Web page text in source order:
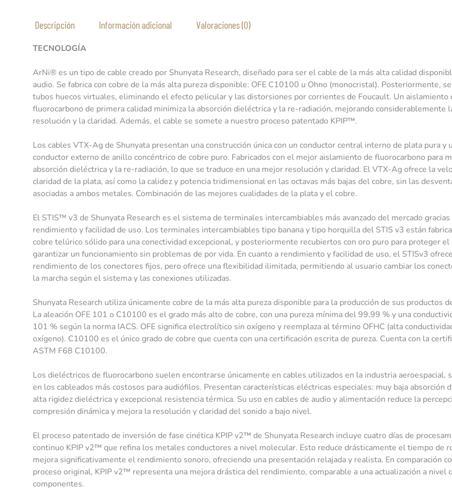
Descripción Información adicional Valoraciones (0)
TECNOLOGÍA
ArNi® es un tipo de cable creado por Shunyata Research, diseñado para ser el cable de la más alta calidad
audio. Se fabrica con cobre de la más alta pureza disponible: OFE C10100 u Ohno (monocristal). Posteriormente,
tubos huecos virtuales, eliminando el efecto pelicular y las distorsiones por corrientes de Foucault. Un aislamiento
fluorocarbono de primera calidad minimiza la absorción dieléctrica y la re-radiación, mejorando considerablemente
resolución y la claridad. Además, el cable se somete a nuestro proceso patentado KPIP™.
Los cables VTX-Ag de Shunyata presentan una construcción única con un conductor central interno de plata pura y
conductor externo de anillo concéntrico de cobre puro. Fabricados con el mejor aislamiento de fluorocarbono para
absorción dieléctrica y la re-radiación, lo que se traduce en una mejor resolución y claridad. El VTX-Ag ofrece la
claridad de la plata, así como la calidez y potencia tridimensional en las octavas más bajas del cobre, sin las
asociadas a ambos metales. Combinación de las mejores cualidades de la plata y el cobre.
El STIS™ v3 de Shunyata Research es el sistema de terminales intercambiables más avanzado del mercado gracias
rendimiento y facilidad de uso. Los terminales intercambiables tipo banana y tipo horquilla del STIS v3 están
cobre telúrico sólido para una conectividad excepcional, y posteriormente recubiertos con oro puro para proteger el
garantizar un funcionamiento sin problemas de por vida. En cuanto a rendimiento y facilidad de uso, el STISv3
rendimiento de los conectores fijos, pero ofrece una flexibilidad ilimitada, permitiendo al usuario cambiar los
la marcha según el sistema y las conexiones utilizadas.
Shunyata Research utiliza únicamente cobre de la más alta pureza disponible para la producción de sus productos
La aleación OFE 101 o C10100 es el grado más alto de cobre, con una pureza mínima del 99,99 % y una
101 % según la norma IACS. OFE significa electrolítico sin oxígeno y reemplaza al término OFHC (alta
oxígeno). C10100 es el único grado de cobre que cuenta con una certificación escrita de pureza. Cuenta con la
ASTM F68 C10100.
Los dieléctricos de fluorocarbono suelen encontrarse únicamente en cables utilizados en la industria aeroespacial,
en los cableados más costosos para audiófilos. Presentan características eléctricas especiales: muy baja absorción
alta rigidez dieléctrica y excepcional resistencia térmica. Su uso en cables de audio y alimentación reduce la
compresión dinámica y mejora la resolución y claridad del sonido a bajo nivel.
El proceso patentado de inversión de fase cinética KPIP v2™ de Shunyata Research incluye cuatro días de
continuo KPIP v2™ que refina los metales conductores a nivel molecular. Esto reduce drásticamente el tiempo de
mejora significativamente el rendimiento sonoro, ofreciendo una presentación relajada y realista. En comparación
proceso original, KPIP v2™ representa una mejora drástica del rendimiento, comparable a una actualización a nivel
componentes.